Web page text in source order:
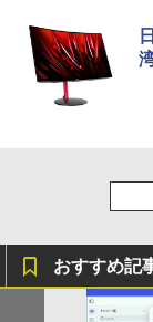
おすすめ記